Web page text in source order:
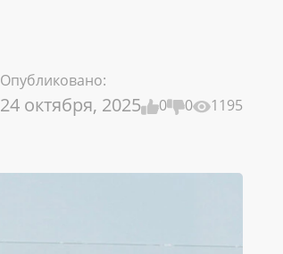
Опубликовано:
24 октября, 2025 0 0 1195